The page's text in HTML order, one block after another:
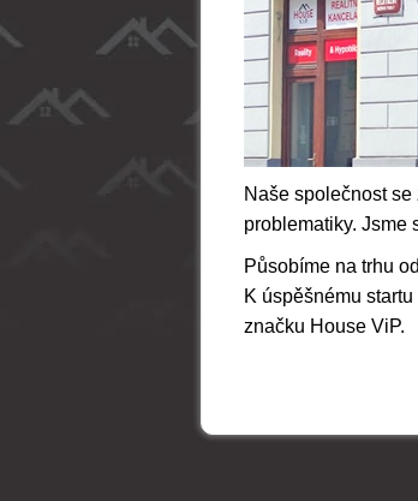
Naše společnost
problematiky. Jsme
Působíme na trhu
K úspěšnému
značku House ViP.